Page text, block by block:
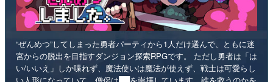
“ぜんめつ”してしまった勇者パーティから1人だけ選んで、ともに迷
宮からの脱出を目指すダンジョン探索RPGです。 ただし勇者は「は
い/いいえ」しか喋れず、魔法使いは魔法が使えず、戦士は可愛らし